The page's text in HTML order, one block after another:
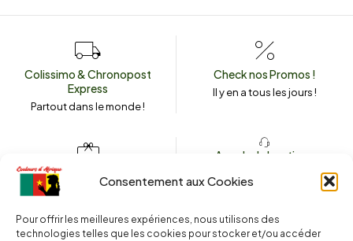
Consentement aux Cookies
Pour offrir les meilleures expériences, nous utilisons des
technologies telles que les cookies pour stocker et/ou accéder
Colissimo & Chronopost
Express
Partout dans le monde !
Check nos Promos !
Il y en a tous les jours !
Envoyez un message
couleursdafrique974.com
Appeler la boutique